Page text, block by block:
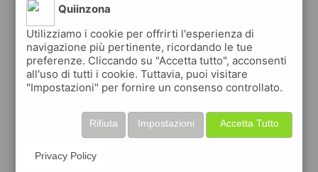
quiinzona è una app
gratuita
che ti aiuta se cerchi 'un'app per fioraio
vaprio dadda ? ' e che ti premia ogni volta
che la usi
raccogli punti da convertire inbuoni sconto
o gift card
per fare la spesa, fare
Quiinzona
Utilizziamo i cookie per offrirti l'esperienza di
navigazione più pertinente, ricordando le tue
preferenze. Cliccando su "Accetta tutto", acconsenti
all'uso di tutti i cookie. Tuttavia, puoi visitare
"Impostazioni" per fornire un consenso controllato.
Accetta Tutto
Impostazioni
Rifiuta
Privacy Policy